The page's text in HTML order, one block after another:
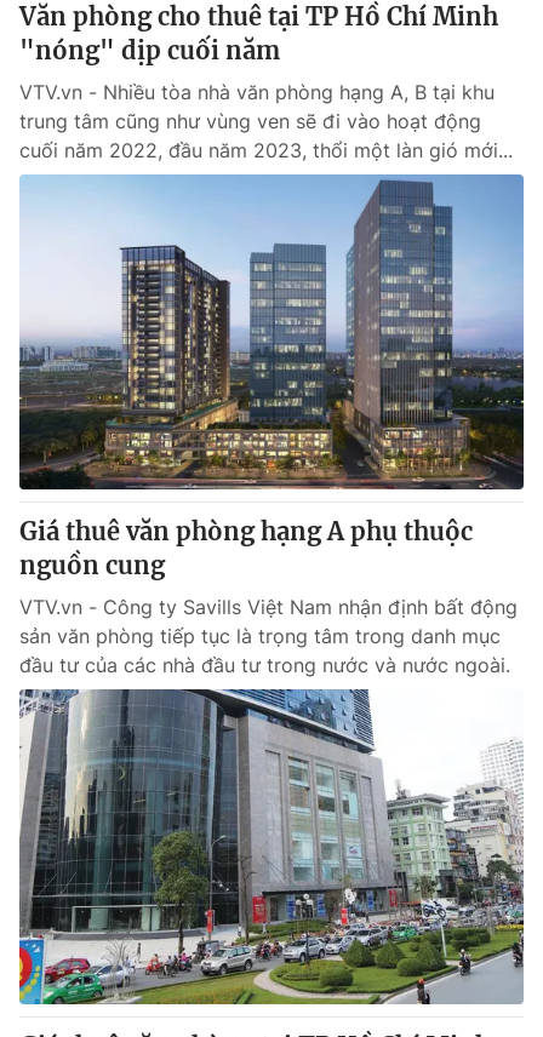
Thị trường
Lịch phát sóng
Chuyên mục khác
Emagazine Podcast
Infographic
Shorts video
VTV Money VTV Thể thao
VTV Sức khoẻ Bất động sản
Thị trường 24h Tấm lòng Việt
VTV4
VTV9 VTV8
Liên hệ tòa soạn English
THỜI BÁO VTV
Theo dõi báo trên
Cơ quan chủ quản:Đài Truyền hình Việt Nam
Cơ quan báo chí:Thời báo VTV
Văn phòng cho thuê tại TP Hồ Chí Minh
"nóng" dịp cuối năm
VTV.vn - Nhiều tòa nhà văn phòng hạng A, B tại khu
trung tâm cũng như vùng ven sẽ đi vào hoạt động
cuối năm 2022, đầu năm 2023, thổi một làn gió mới...
Giá thuê văn phòng hạng A phụ thuộc
nguồn cung
VTV.vn - Công ty Savills Việt Nam nhận định bất động
sản văn phòng tiếp tục là trọng tâm trong danh mục
đầu tư của các nhà đầu tư trong nước và nước ngoài.